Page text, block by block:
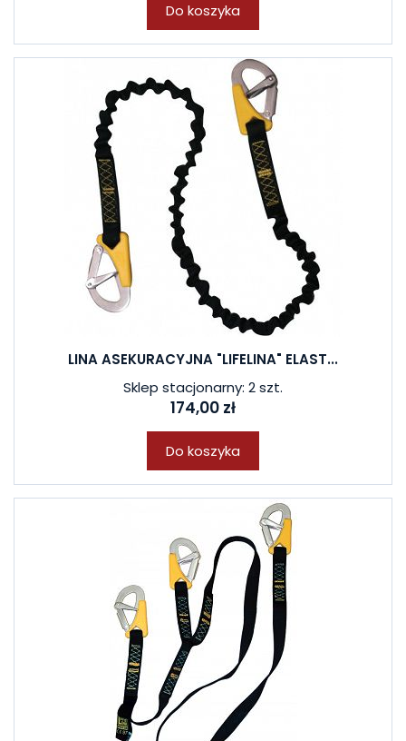
Do koszyka
LINA ASEKURACYJNA "LIFELINA" ELAST...
Sklep stacjonarny: 2 szt.
174,00 zł
Do koszyka